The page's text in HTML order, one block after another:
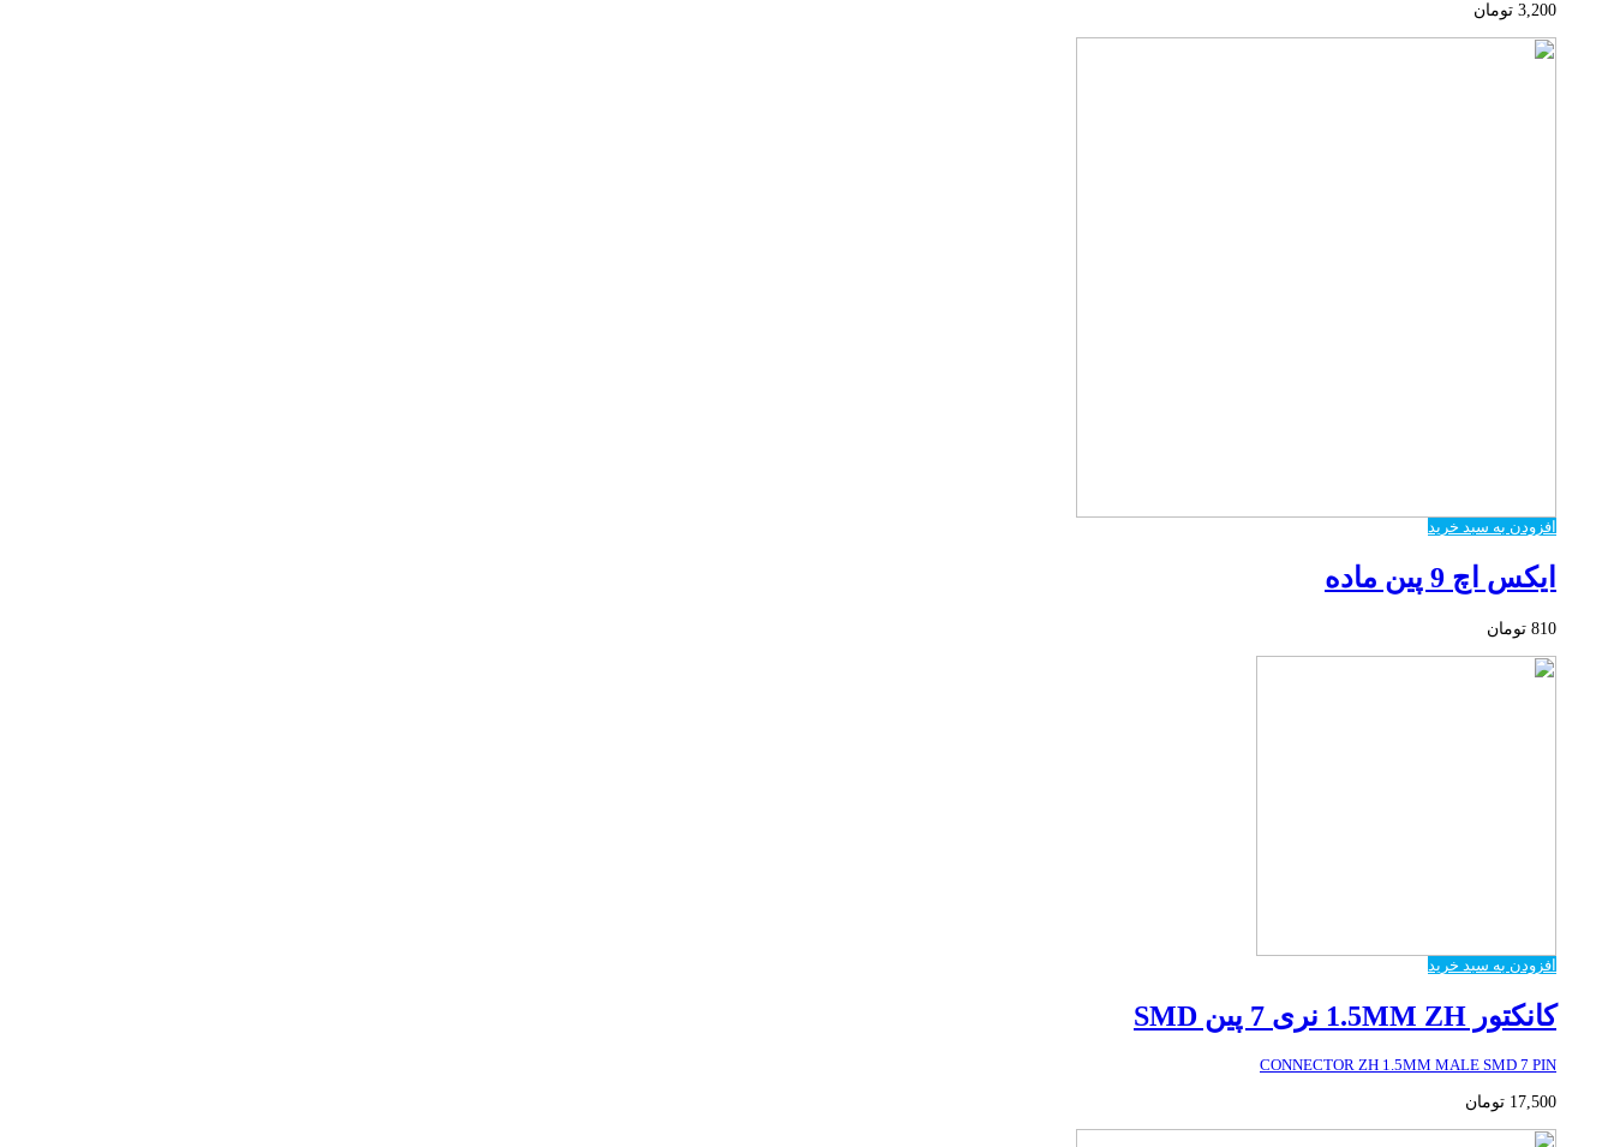
3,200 تومان
افزودن به سبد خرید
ایکس اچ 9 پین ماده
810 تومان
افزودن به سبد خرید
کانکتور 1.5MM ZH نری 7 پین SMD
CONNECTOR ZH 1.5MM MALE SMD 7 PIN
17,500 تومان